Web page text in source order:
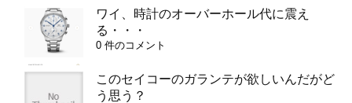
ワイ、時計のオーバーホール代に震え
る・・・
0 件のコメント
このセイコーのガランテが欲しいんだがど
う思う？